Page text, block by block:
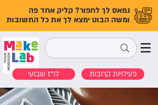
נמאס לך לחפור? קליק אחד פה
ומשה הבוט ימצא לך את כל התשובות
לו"ז שבועי פעילויות קרובות